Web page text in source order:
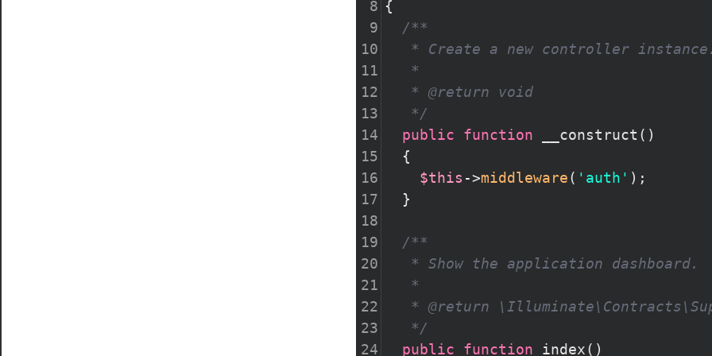
8 {
9
/**
10
* Create a new controller instance.
11
*
12
* @return void
13
*/
14
public function __construct ()
15
  {
16
$this ->middleware( 'auth' );
17
  }
18
19
/**
20
* Show the application dashboard.
21
*
22
* @return
23
*/
24
public function index()